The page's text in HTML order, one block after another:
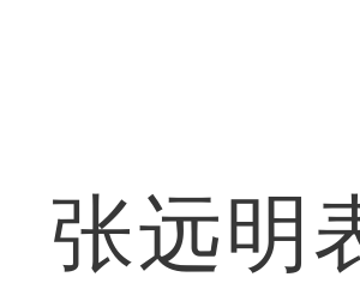
明表